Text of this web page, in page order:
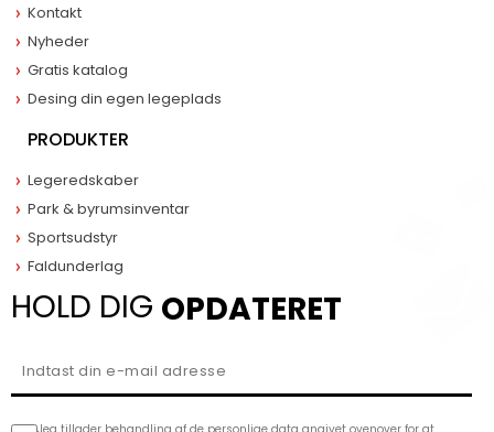
Kontakt
Nyheder
Gratis katalog
Desing din egen legeplads
PRODUKTER
Legeredskaber
Park & byrumsinventar
Sportsudstyr
Faldunderlag
HOLD DIG OPDATERET